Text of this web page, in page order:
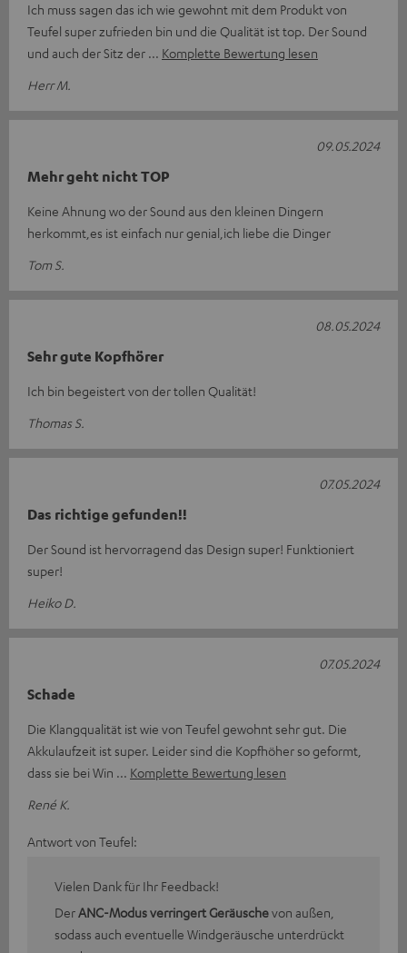
Ich muss sagen das ich wie gewohnt mit dem Produkt von
Teufel super zufrieden bin und die Qualität ist top. Der Sound
und auch der Sitz der
Komplette Bewertung lesen
Herr M.
Mehr geht nicht TOP
Keine Ahnung wo der Sound aus den kleinen Dingern
herkommt,es ist einfach nur genial,ich liebe die Dinger
Tom S.
09.05.2024
Sehr gute Kopfhörer
Ich bin begeistert von der tollen Qualität!
Thomas S.
08.05.2024
Das richtige gefunden!!
Der Sound ist hervorragend das Design super! Funktioniert
super!
Heiko D.
07.05.2024
Schade
Die Klangqualität ist wie von Teufel gewohnt sehr gut. Die
Akkulaufzeit ist super. Leider sind die Kopfhöher so geformt,
dass sie bei Win
Komplette Bewertung lesen
René K.
07.05.2024
Antwort von Teufel:
Vielen Dank für Ihr Feedback!
DerANC-Modus verringert Geräuschevon außen,
sodass auch eventuelle Windgeräusche unterdrückt